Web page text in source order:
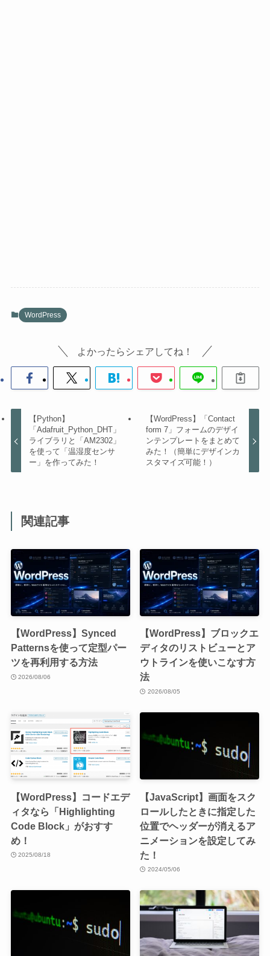
WordPress
よかったらシェアしてね！
【Python】
「Adafruit_Python_DHT」
ライブラリと「AM2302」
を使って「温湿度センサ
ー」を作ってみた！
【WordPress】「Contact
form 7」フォームのデザイ
ンテンプレートをまとめて
みた！（簡単にデザインカ
スタマイズ可能！）
関連記事
【WordPress】Synced
Patternsを使って定型パー
ツを再利用する方法
2026/08/06
【WordPress】ブロックエ
ディタのリストビューとア
ウトラインを使いこなす方
法
2026/08/05
【WordPress】コードエデ
ィタなら「Highlighting
Code Block」がおすす
め！
2025/08/18
【JavaScript】画面をスク
ロールしたときに指定した
位置でヘッダーが消えるア
ニメーションを設定してみ
た！
2024/05/06